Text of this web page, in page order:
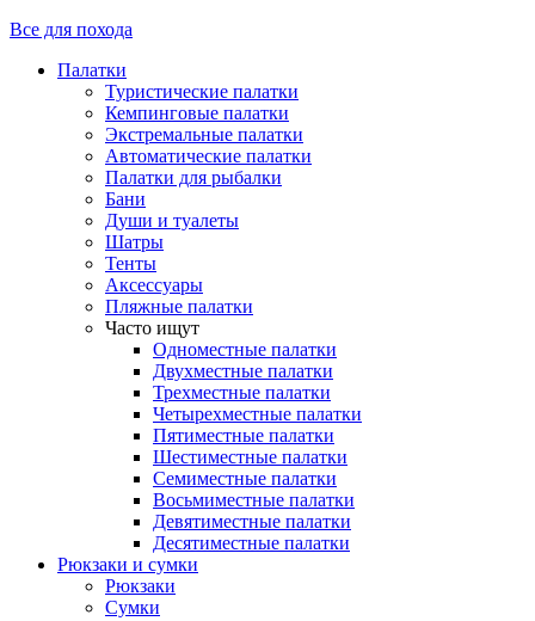
Все для похода
Палатки
Туристические палатки
Кемпинговые палатки
Экстремальные палатки
Автоматические палатки
Палатки для рыбалки
Бани
Души и туалеты
Шатры
Тенты
Аксессуары
Пляжные палатки
Часто ищут
Одноместные палатки
Двухместные палатки
Трехместные палатки
Четырехместные палатки
Пятиместные палатки
Шестиместные палатки
Семиместные палатки
Восьмиместные палатки
Девятиместные палатки
Десятиместные палатки
Рюкзаки и сумки
Рюкзаки
Сумки